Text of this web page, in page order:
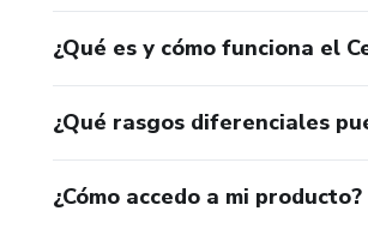
¿Qué es y cómo funciona el
¿Qué rasgos diferenciales
¿Cómo accedo a mi producto?